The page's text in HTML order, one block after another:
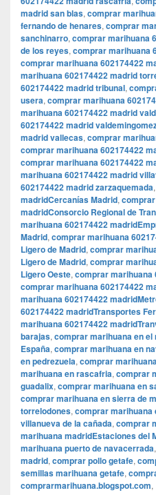
madrid san blas, comprar
fernando de henares, comprar
sanchinarro, comprar marihuana
de los reyes, comprar marihuana
comprar marihuana 602174422
marihuana 602174422 madrid
602174422 madrid tribunal,
usera, comprar marihuana
marihuana 602174422 madrid
602174422 madrid
madrid vallecas, comprar
comprar marihuana 602174422
comprar marihuana 602174422
marihuana 602174422 madrid
602174422 madrid zarzaquemada,
madridCercanías Madrid,
madridConsorcio Regional de
marihuana 602174422
Madrid, comprar marihuana
Ligero de Madrid, comprar
Ligero de Madrid, comprar
Ligero Oeste, comprar marihuana
comprar marihuana 602174422
marihuana 602174422
602174422 madridTransportes
marihuana 602174422
barajas, comprar marihuana en el
España, comprar marihuana en
en pedrezuela, comprar
marihuana en rascafria, comprar
guadalix, comprar marihuana en
comprar marihuana en sierra de
torrelodones, comprar marihuana
villanueva de la cañada, comprar
marihuana madridEstaciones del
marihuana puerto de navacerrada,
madrid, comprar pollo getafe,
semillas marihuana getafe,
comprarmarihuana.blogspot.com,